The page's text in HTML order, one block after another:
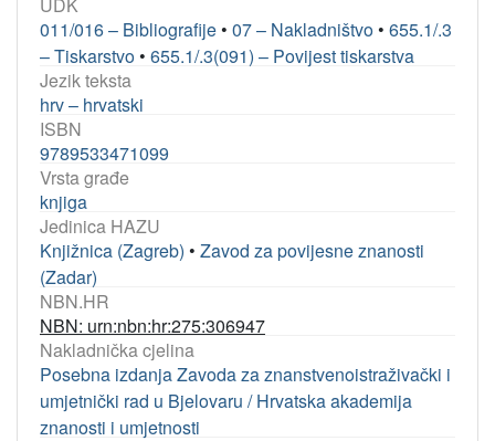
011/016 – Bibliografije • 07 – Nakladništvo • 655.1/.3
– Tiskarstvo • 655.1/.3(091) – Povijest tiskarstva
Jezik teksta
hrv – hrvatski
ISBN
9789533471099
Vrsta građe
knjiga
Jedinica HAZU
Knjižnica (Zagreb) • Zavod za povijesne znanosti
(Zadar)
NBN.HR
NBN: urn:nbn:hr:275:306947
Nakladnička cjelina
Posebna izdanja Zavoda za znanstvenoistraživački i
umjetnički rad u Bjelovaru / Hrvatska akademija
znanosti i umjetnosti